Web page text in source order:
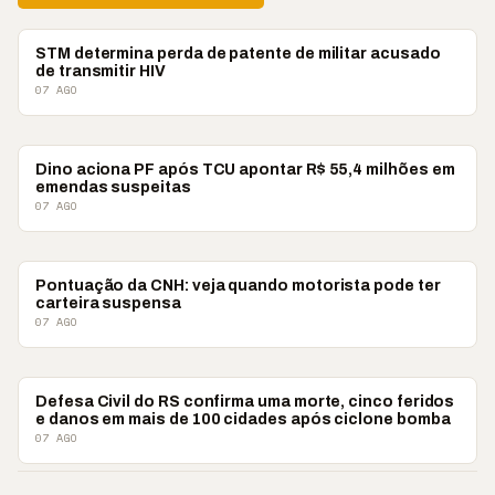
BRASIL
STM determina perda de patente de militar acusado
de transmitir HIV
07 AGO
BRASIL
Dino aciona PF após TCU apontar R$ 55,4 milhões em
emendas suspeitas
07 AGO
BRASIL
Pontuação da CNH: veja quando motorista pode ter
carteira suspensa
07 AGO
BRASIL
Defesa Civil do RS confirma uma morte, cinco feridos
e danos em mais de 100 cidades após ciclone bomba
07 AGO